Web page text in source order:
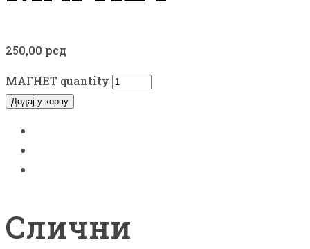
250,00 рсд
МАГНЕТ quantity
Додај у корпу
Слични